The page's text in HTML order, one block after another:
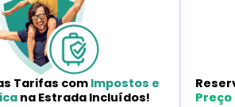
Tarifas comImpostos e
na Estrada Incluídos!
Preço